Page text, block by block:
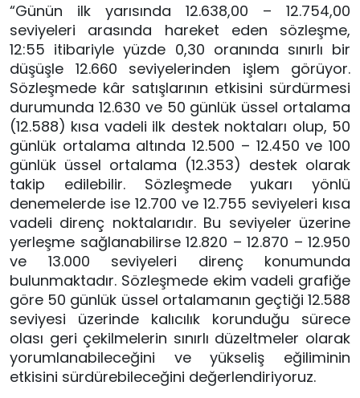
“Günün ilk yarısında 12.638,00 – 12.754,00
seviyeleri arasında hareket eden sözleşme,
12:55 itibariyle yüzde 0,30 oranında sınırlı bir
düşüşle 12.660 seviyelerinden işlem görüyor.
Sözleşmede kâr satışlarının etkisini sürdürmesi
durumunda 12.630 ve 50 günlük üssel ortalama
(12.588) kısa vadeli ilk destek noktaları olup, 50
günlük ortalama altında 12.500 – 12.450 ve 100
günlük üssel ortalama (12.353) destek olarak
takip edilebilir. Sözleşmede yukarı yönlü
denemelerde ise 12.700 ve 12.755 seviyeleri kısa
vadeli direnç noktalarıdır. Bu seviyeler üzerine
yerleşme sağlanabilirse 12.820 – 12.870 – 12.950
ve 13.000 seviyeleri direnç konumunda
bulunmaktadır. Sözleşmede ekim vadeli grafiğe
göre 50 günlük üssel ortalamanın geçtiği 12.588
seviyesi üzerinde kalıcılık korunduğu sürece
olası geri çekilmelerin sınırlı düzeltmeler olarak
yorumlanabileceğini ve yükseliş eğiliminin
etkisini sürdürebileceğini değerlendiriyoruz.